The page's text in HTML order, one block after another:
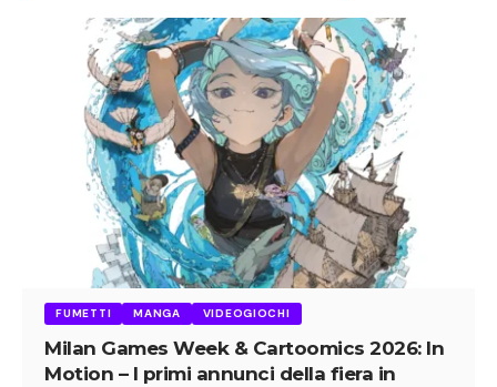
FUMETTI MANGA VIDEOGIOCHI
Milan Games Week & Cartoomics 2026: In
Motion – I primi annunci della fiera in